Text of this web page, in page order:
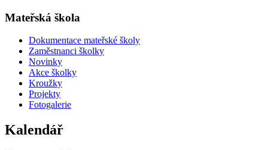
Mateřská škola
Dokumentace mateřské školy
Zaměstnanci školky
Novinky
Akce školky
Kroužky
Projekty
Fotogalerie
Kalendář